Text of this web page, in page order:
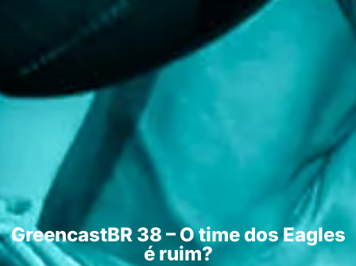
GreencastBR 38 – O time dos Eagles
é ruim?